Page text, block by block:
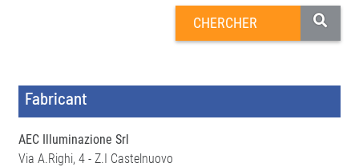
Fabricant
AEC Illuminazione Srl
Via A.Righi, 4 - Z.I Castelnuovo